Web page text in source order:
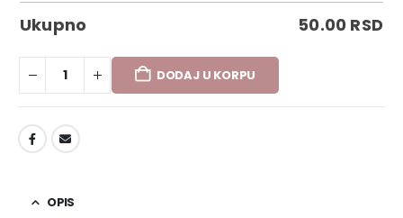
Ukupno 50.00 RSD
DODAJ U KORPU
OPIS